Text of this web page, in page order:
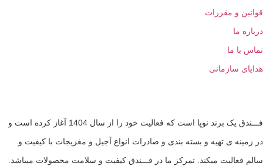
و مقررات
ما
فـــندق یک برند نوپا است که فعالیت خود را از سال 1404 آغاز کرده است و
ی تهیه و بسته بندی و صادرات انواع آجیل و مغزیجات با کیفیت و
میکند. تمرکز ما در فـــندق کیفیت و سلامت محصولات میباشد.